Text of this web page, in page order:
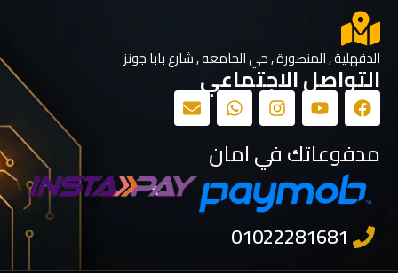
الدقهلية , المنصورة , حي الجامعه , شارع بابا جونز
التواصل الاجتماعي
مدفوعاتك في امان